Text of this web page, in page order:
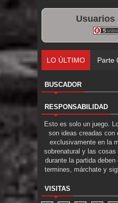
Usuarios
LO ÚLTIMO Parte
BUSCADOR
RESPONSABILIDAD
Esto es solo un juego.
son ideas creadas con
exclusivamente en la
sobrenatural y las cosas
durante la partida
termines, márchate y
VISITAS